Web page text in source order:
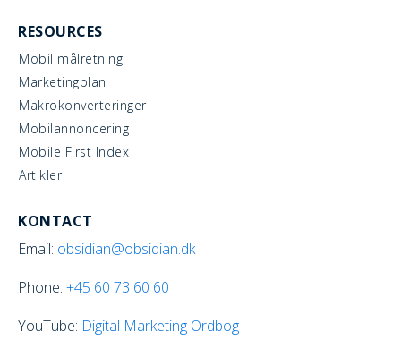
RESOURCES
Mobil målretning
Marketingplan
Makrokonverteringer
Mobilannoncering
Mobile First Index
Artikler
KONTACT
Email: obsidian@obsidian.dk
Phone: +45 60 73 60 60
YouTube: Digital Marketing Ordbog